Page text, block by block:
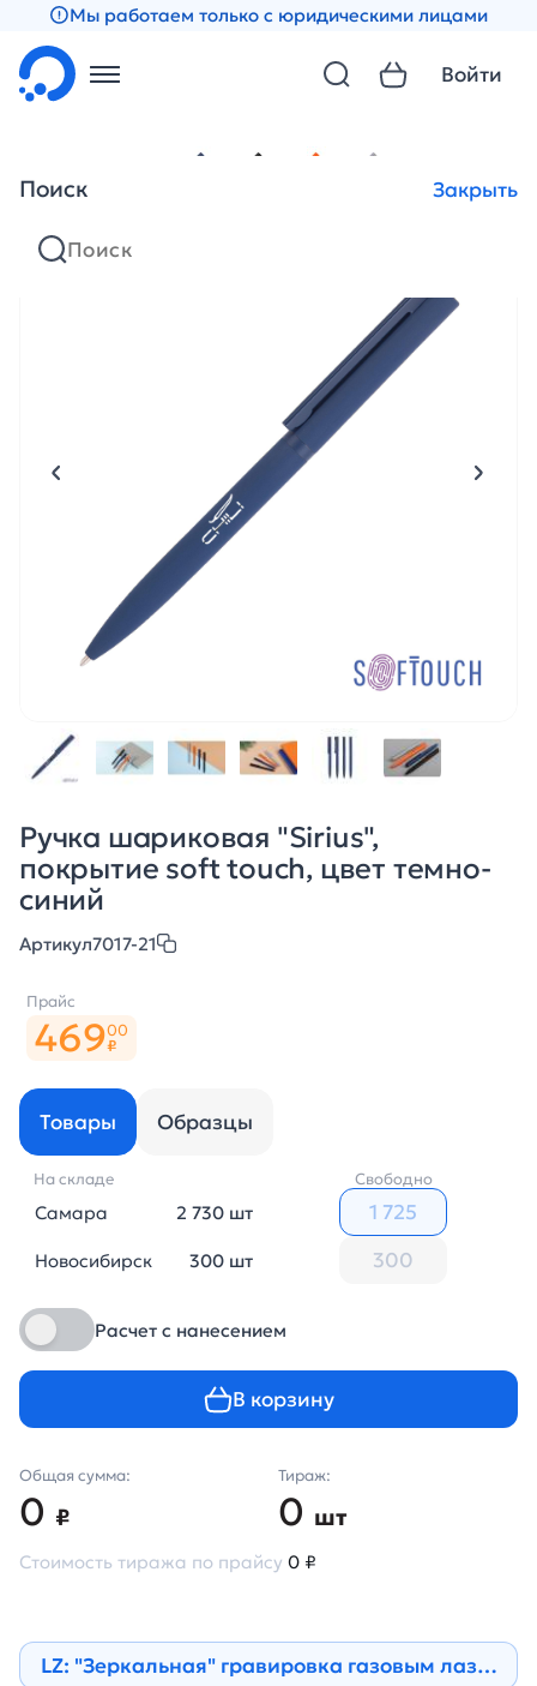
Мы работаем только с юридическими лицами
Поиск Закрыть
Войти
Ручка шариковая "Sirius",
покрытие soft touch, цвет темно-
синий
Артикул7017-21
Прайс
46900
₽
Товары Образцы
На складе
Самара 2 730 шт
Новосибирск 300 шт
Свободно
Расчет с нанесением
В корзину
Общая сумма:
0 ₽
Тираж:
0 шт
Стоимость тиража по прайсу 0 ₽
LZ: "Зеркальная" гравировка газовым лазером